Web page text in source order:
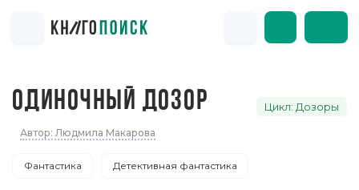
ОДИНОЧНЫЙ ДОЗОР Цикл: Дозоры
Автор: Людмила Макарова
Фантастика Детективная фантастика